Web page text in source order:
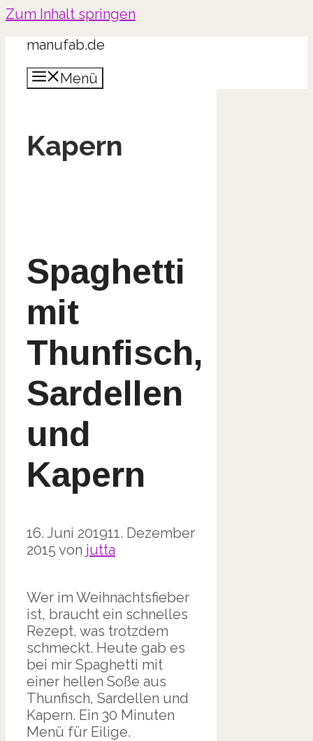
Zum Inhalt springen
manufab.de
Menü
Kapern
Spaghetti
mit
Thunfisch,
Sardellen
und
Kapern
16. Juni 201911. Dezember
2015 von jutta
Wer im Weihnachtsfieber
ist, braucht ein schnelles
Rezept, was trotzdem
schmeckt. Heute gab es
bei mir Spaghetti mit
einer hellen Soße aus
Thunfisch, Sardellen und
Kapern. Ein 30 Minuten
Menü für Eilige.